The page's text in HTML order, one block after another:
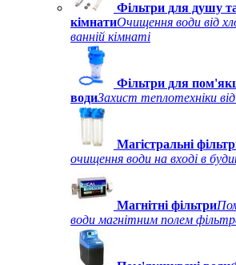
Фільтри для душу
кімнатиОчищення води від
ванній кімнаті
Фільтри для
водиЗахист теплотехніки
Магістральні
очищення води на вході в
Магнітні фільтри
води магнітним полем